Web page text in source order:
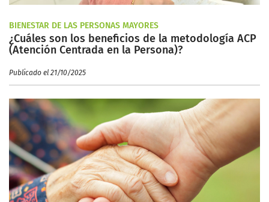
BIENESTAR DE LAS PERSONAS MAYORES
¿Cuáles son los beneficios de la metodología ACP
(Atención Centrada en la Persona)?
Publicado el 21/10/2025